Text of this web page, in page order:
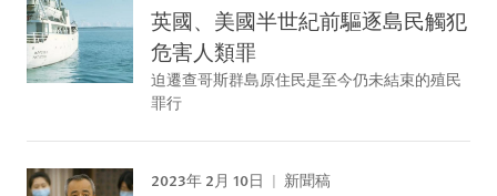
英國、美國半世紀前驅逐島民觸犯
危害人類罪
迫遷查哥斯群島原住民是至今仍未結束的殖民
罪行
2023年 2月 10日 新聞稿